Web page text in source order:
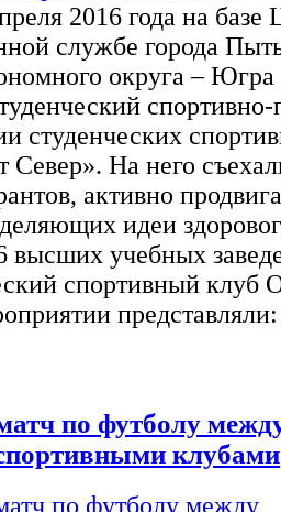
2016 года на базе
службе города
округа – Югра
спортивно-
студенческих
На него
активно
идеи
высших учебных
спортивный
по футболу
клубами